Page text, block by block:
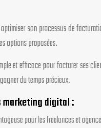
son processus de
options proposées.
et efficace pour facturer ses
du temps précieux.
marketing digital :
pour les freelances et